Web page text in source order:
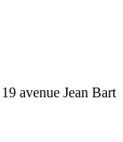
19 avenue Jean Bart